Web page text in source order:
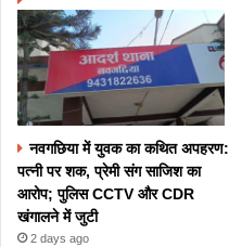
नवगछिया में युवक का कथित अपहरण:
पत्नी पर शक, प्रेमी संग साजिश का
आरोप; पुलिस CCTV और CDR
खंगालने में जुटी
2 days ago